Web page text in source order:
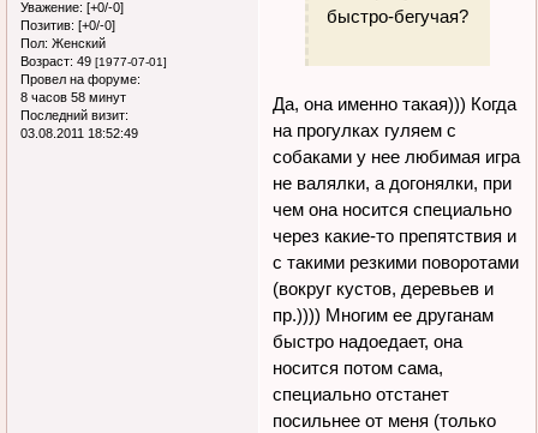
Уважение: [+0/-0]
Позитив: [+0/-0]
Пол: Женский
Возраст: 49 [1977-07-01]
Провел на форуме:
8 часов 58 минут
Последний визит:
03.08.2011 18:52:49
быстро-бегучая?
Да, она именно такая))) Когда
на прогулках гуляем с
собаками у нее любимая игра
не валялки, а догонялки, при
чем она носится специально
через какие-то препятствия и
с такими резкими поворотами
(вокруг кустов, деревьев и
пр.)))) Многим ее друганам
быстро надоедает, она
носится потом сама,
специально отстанет
посильнее от меня (только